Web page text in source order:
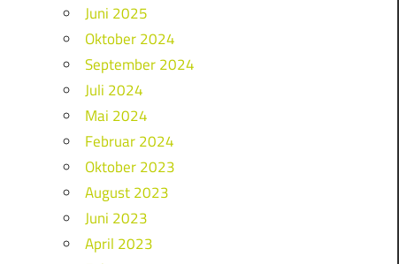
Juni 2025
Oktober 2024
September 2024
Juli 2024
Mai 2024
Februar 2024
Oktober 2023
August 2023
Juni 2023
April 2023